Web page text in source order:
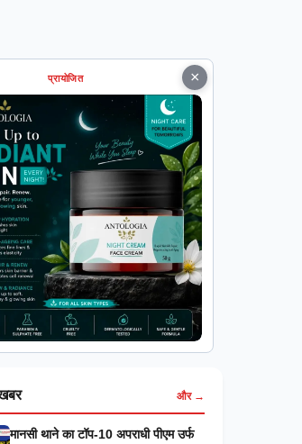
×
प्रायोजित
और →
मानसी थाने का टॉप-10 अपराधी पीएम उर्फ